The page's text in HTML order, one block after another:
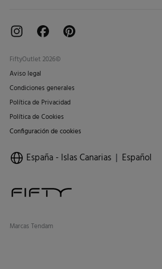
FiftyOutlet 2026©
Aviso legal
Condiciones generales
Política de Privacidad
Política de Cookies
Configuración de cookies
España - Islas Canarias Español
Marcas Tendam